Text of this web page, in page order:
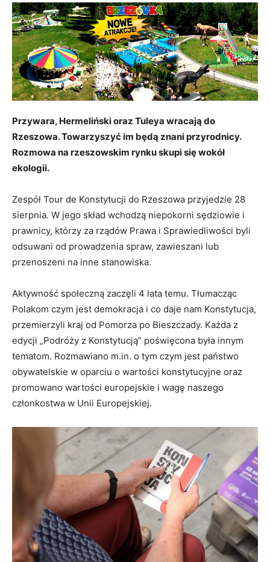
Przywara, Hermeliński oraz Tuleya wracają do
Rzeszowa. Towarzyszyć im będą znani przyrodnicy.
Rozmowa na rzeszowskim rynku skupi się wokół
ekologii.
Zespół Tour de Konstytucji do Rzeszowa przyjedzie 28
sierpnia. W jego skład wchodzą niepokorni sędziowie i
prawnicy, którzy za rządów Prawa i Sprawiedliwości byli
odsuwani od prowadzenia spraw, zawieszani lub
przenoszeni na inne stanowiska.
Aktywność społeczną zaczęli 4 lata temu. Tłumacząc
Polakom czym jest demokracja i co daje nam Konstytucja,
przemierzyli kraj od Pomorza po Bieszczady. Każda z
edycji „Podróży z Konstytucją” poświęcona była innym
tematom. Rozmawiano m.in. o tym czym jest państwo
obywatelskie w oparciu o wartości konstytucyjne oraz
promowano wartości europejskie i wagę naszego
członkostwa w Unii Europejskiej.